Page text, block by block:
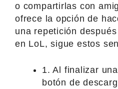
o compartirlas con
ofrece la opción de
una repetición
en LoL, sigue estos
1. Al finalizar
botón de